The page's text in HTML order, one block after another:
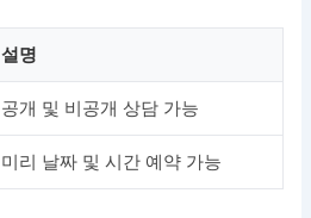
설명
공개 및 비공개 상담 가능
미리 날짜 및 시간 예약 가능